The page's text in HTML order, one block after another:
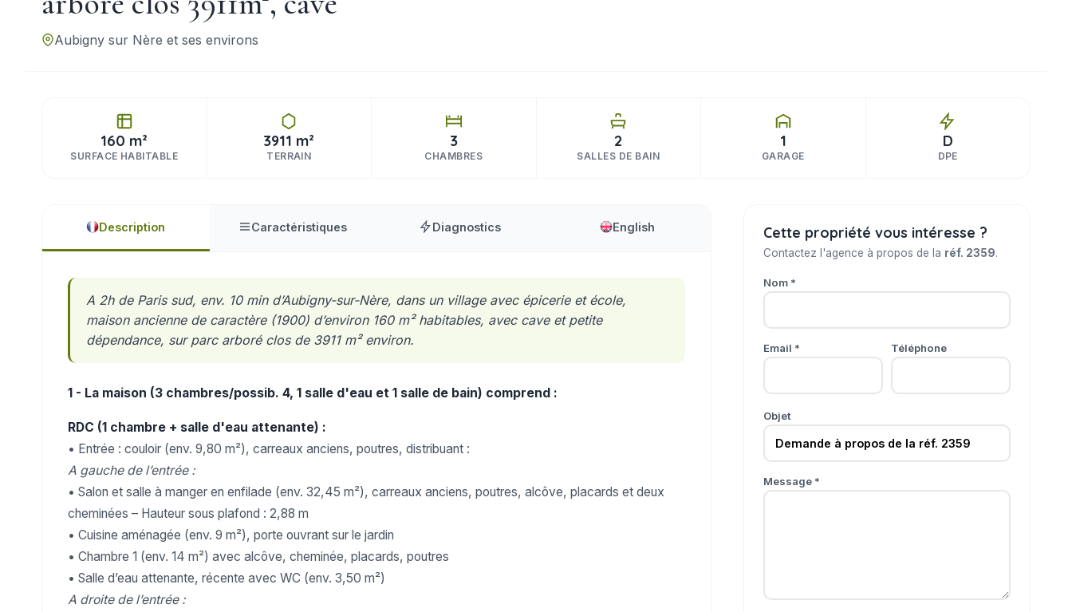
Aubigny sur Nère et ses environs
160 m²
SURFACE HABITABLE
3911 m²
TERRAIN
3
CHAMBRES
2
SALLES DE BAIN
1
GARAGE
D
DPE
Description Caractéristiques Diagnostics English
A 2h de Paris sud, env. 10 min d’Aubigny-sur-Nère, dans un village avec épicerie et école,
maison ancienne de caractère (1900) d’environ 160 m² habitables, avec cave et petite
dépendance, sur parc arboré clos de 3911 m² environ.
1 - La maison (3 chambres/possib. 4, 1 salle d'eau et 1 salle de bain) comprend :
RDC (1 chambre + salle d'eau attenante) :
• Entrée : couloir (env. 9,80 m²), carreaux anciens, poutres, distribuant :
A gauche de l’entrée :
• Salon et salle à manger en enfilade (env. 32,45 m²), carreaux anciens, poutres, alcôve, placards et deux
cheminées – Hauteur sous plafond : 2,88 m
• Cuisine aménagée (env. 9 m²), porte ouvrant sur le jardin
• Chambre 1 (env. 14 m²) avec alcôve, cheminée, placards, poutres
• Salle d’eau attenante, récente avec WC (env. 3,50 m²)
A droite de l’entrée :
Cette propriété vous intéresse ?
Contactez l'agence à propos de la réf. 2359.
Nom *
Email * Téléphone
Objet
Message *